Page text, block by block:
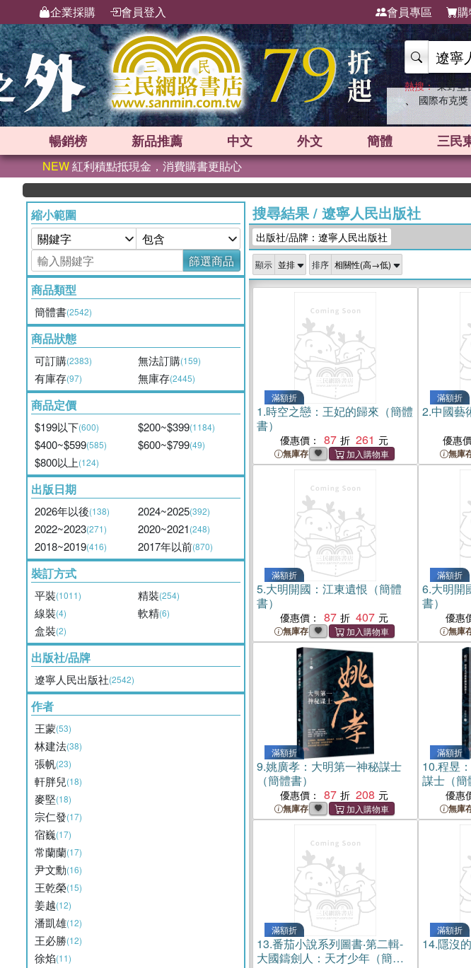
企業採購 會員登入 會員專區
熱搜： 東野圭
、 國際布克
暢銷榜 新品推薦 中文 外文 簡體 三民
NEW紅利積點抵現金，消費購書更貼心
縮小範圍
篩選商品
商品類型
簡體書(2542)
商品狀態
可訂購(2383) 無法訂購(159)
有庫存(97) 無庫存(2445)
商品定價
$199以下(600) $200~$399(1184)
$400~$599(585) $600~$799(49)
$800以上(124)
出版日期
2026年以後(138) 2024~2025(392)
2022~2023(271) 2020~2021(248)
2018~2019(416) 2017年以前(870)
裝訂方式
平裝(1011) 精裝(254)
線裝(4) 軟精(6)
盒裝(2)
出版社/品牌
遼寧人民出版社(2542)
作者
王蒙(53)
林建法(38)
張帆(23)
軒胖兒(18)
麥堅(18)
宗仁發(17)
宿巍(17)
常蘭蘭(17)
尹文勳(16)
王乾榮(15)
姜越(12)
潘凱雄(12)
王必勝(12)
徐焰(11)
搜尋結果/ 遼寧人民出版社
出版社/品牌：遼寧人民出版社
顯示 排序
滿額折
1.時空之戀：王妃的歸來（簡體
書）
優惠價： 87 261
無庫存
滿額折
2.中國藝
優惠
無庫
滿額折
5.大明開國：江東遺恨（簡體
書）
優惠價： 87 407
無庫存
滿額折
6.大明開
書）
優惠
無庫
滿額折
9.姚廣孝：大明第一神秘謀士
（簡體書）
優惠價： 87 208
無庫存
滿額折
10.程昱
謀士（簡
優惠
無庫
滿額折
13.番茄小說系列圖書‧第二輯-
大國鑄劍人：天才少年（簡體
滿額折
14.隱沒